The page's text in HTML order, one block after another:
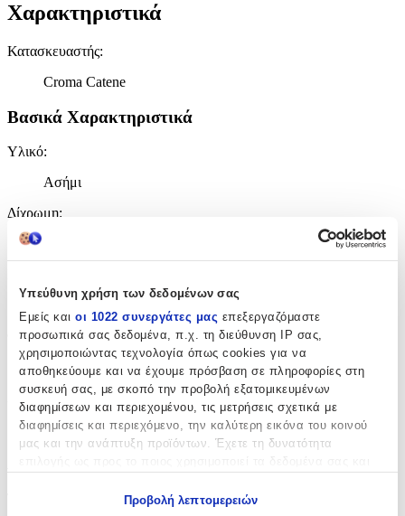
Υπεύθυνη χρήση των δεδομένων σας
Εμείς και οι 1022 συνεργάτες μας επεξεργαζόμαστε
προσωπικά σας δεδομένα, π.χ. τη διεύθυνση IP σας,
χρησιμοποιώντας τεχνολογία όπως cookies για να
αποθηκεύουμε και να έχουμε πρόσβαση σε πληροφορίες στη
συσκευή σας, με σκοπό την προβολή εξατομικευμένων
διαφημίσεων και περιεχομένου, τις μετρήσεις σχετικά με
διαφημίσεις και περιεχόμενο, την καλύτερη εικόνα του κοινού
μας και την ανάπτυξη προϊόντων. Έχετε τη δυνατότητα
Προβολή λεπτομερειών
Χαρακτηριστικά
Κατασκευαστής:
Croma Catene
Βασικά Χαρακτηριστικά
Υλικό:
Ασήμι
Δίχρωμη:
Φύλο:
Unisex
Χρώμα Υλικού
Λευκό